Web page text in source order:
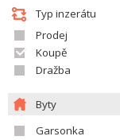
Typ inzerátu
Prodej
Koupě
Dražba
Byty
Garsonka